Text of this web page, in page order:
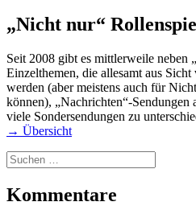
„Nicht nur“
Seit 2008 gibt es mittlerweile neben
Einzelthemen, die allesamt aus
werden (aber meistens auch für
können), „Nachrichten“-Sendungen
viele Sondersendungen zu
→ Übersicht
Suchen
nach:
Kommentare